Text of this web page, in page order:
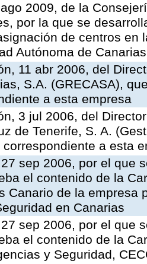
2009, de la
por la que se
de centros en
Autónoma de Canarias
11 abr 2006, del
S.A. (GRECASA),
a esta empresa
3 jul 2006, del
de Tenerife, S. A.
correspondiente a esta
sep 2006, por el que
el contenido de la
Canario de la empresa
en Canarias
sep 2006, por el que
el contenido de la
y Seguridad,